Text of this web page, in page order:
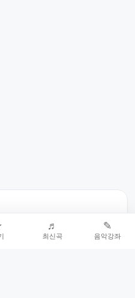
곳에서 찾을 수 있는 음악 정보
♬
최신곡
✎
음악강좌